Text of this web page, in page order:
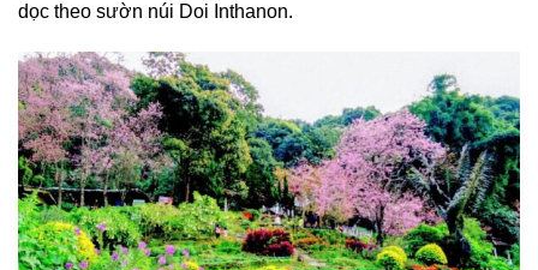
dọc theo sườn núi Doi Inthanon.